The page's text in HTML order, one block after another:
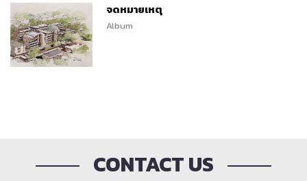
จดหมายเหตุ
Album
CONTACT US